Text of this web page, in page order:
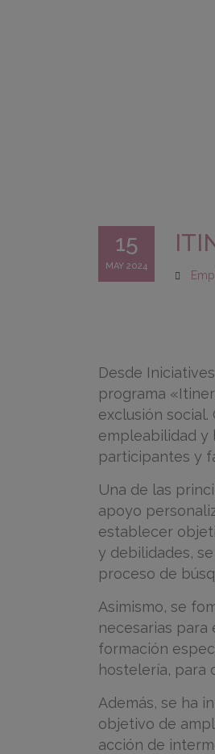
15
MAY 2024
Desde
programa
exclusión
empleabilidad y
participantes y
Una de las
apoyo
establecer
y debilidades,
proceso de
Asimismo, se
necesarias
formación
hostelería, para
Además, se ha
objetivo de
acción de